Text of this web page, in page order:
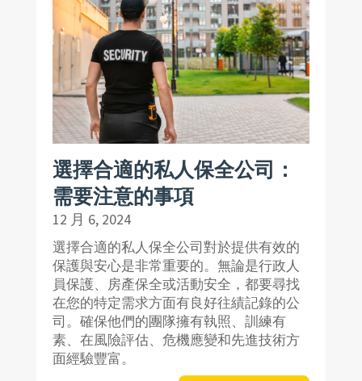
選擇合適的私人保全公司：
需要注意的事項
12 月 6, 2024
選擇合適的私人保全公司對於提供有效的
保護與安心是非常重要的。無論是行政人
員保護、房產保全或活動安全，都要尋找
在您的特定需求方面有良好往績記錄的公
司。確保他們的團隊擁有執照、訓練有
素、在風險評估、危機應變和先進技術方
面經驗豐富。